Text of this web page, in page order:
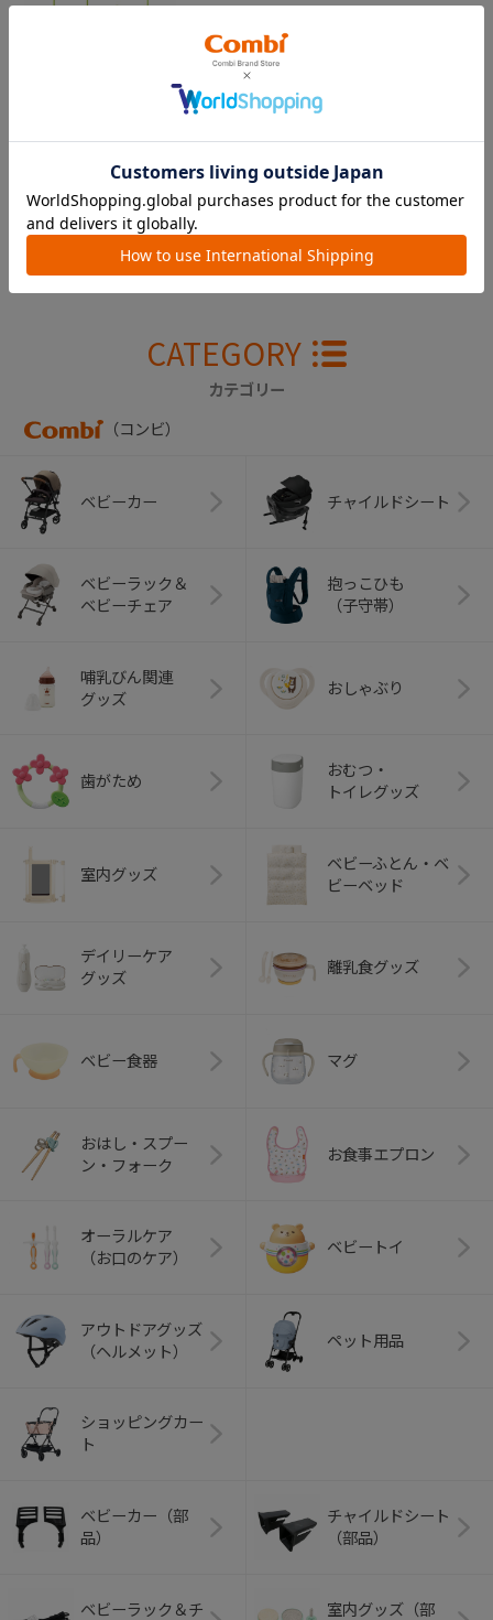
ィいっぱい！みまも
りセンサーメリー 下
飾り人形一式
CATEGORY
カテゴリー
（コンビ）
ベビーカー チャイルドシート
ベビーラック＆
ベビーチェア
抱っこひも
（子守帯）
哺乳びん関連
グッズ
おしゃぶり
歯がため
おむつ・
トイレグッズ
室内グッズ
ベビーふとん・ベ
ビーベッド
デイリーケア
グッズ
離乳食グッズ
ベビー食器 マグ
おはし・スプー
ン・フォーク
お食事エプロン
オーラルケア
（お口のケア）
ベビートイ
アウトドアグッズ
（ヘルメット）
ペット用品
ショッピングカー
ト
ベビーカー（部
品）
チャイルドシート
（部品）
ベビーラック＆チ
室内グッズ（部